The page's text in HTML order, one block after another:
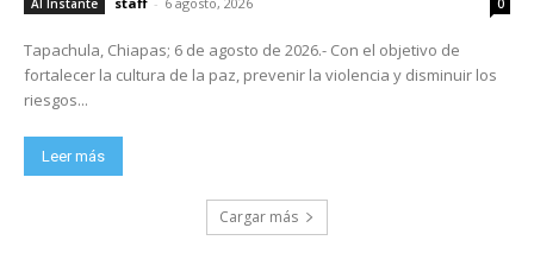
Al Instante 0
Tapachula, Chiapas; 6 de agosto de 2026.- Con el objetivo de
fortalecer la cultura de la paz, prevenir la violencia y disminuir los
riesgos...
Leer más
Cargar más